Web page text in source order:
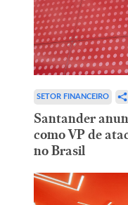
SETOR FINANCEIRO
Santander
como VP de
no Brasil